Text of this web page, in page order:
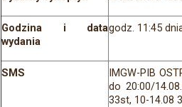
Godzina i data
wydania
godz. 11:45
SMS
IMGW-PIB
do 20:00/
33st, 10-14.08